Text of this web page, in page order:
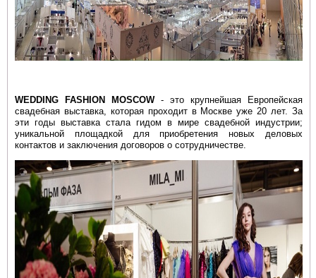
WEDDING FASHION MOSCOW- это крупнейшая Европейская
свадебная выставка, которая проходит в Москве уже 20 лет. За
эти годы выставка стала гидом в мире свадебной индустрии;
уникальной площадкой для приобретения новых деловых
контактов и заключения договоров о сотрудничестве.